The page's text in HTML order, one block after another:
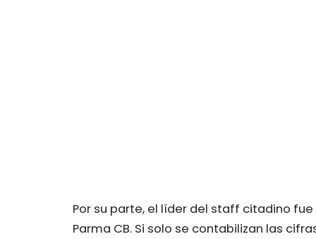
Por su parte, el líder del staff citadino
Parma CB. Si solo se contabilizan las